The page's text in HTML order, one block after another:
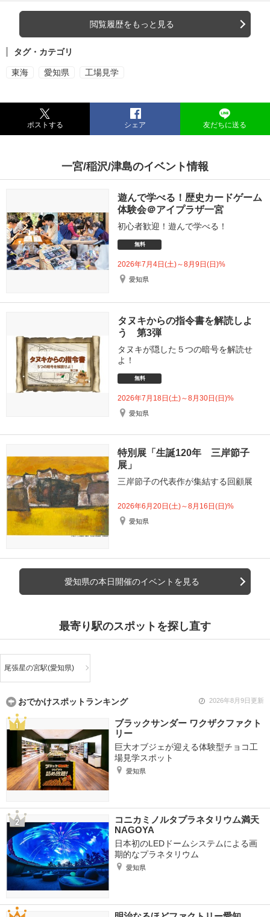
閲覧履歴をもっと見る
タグ・カテゴリ
東海 愛知県 工場見学
ポストする シェア 友だちに送る
一宮/稲沢/津島のイベント情報
遊んで学べる！歴史カードゲーム
体験会＠アイプラザ一宮
初心者歓迎！遊んで学べる！
無料
2026年7月4日(土)～8月9日(日)%
愛知県
タヌキからの指令書を解読しよ
う 第3弾
タヌキが隠した５つの暗号を解読せ
よ！
無料
2026年7月18日(土)～8月30日(日)%
愛知県
特別展「生誕120年 三岸節子
展」
三岸節子の代表作が集結する回顧展
2026年6月20日(土)～8月16日(日)%
愛知県
愛知県の本日開催のイベントを見る
最寄り駅のスポットを探し直す
尾張星の宮駅(愛知県)
おでかけスポットランキング 2026年8月9日更新
ブラックサンダー ワクザクファクト
リー
巨大オブジェが迎える体験型チョコ工
場見学スポット
愛知県
コニカミノルタプラネタリウム満天
NAGOYA
日本初のLEDドームシステムによる画
期的なプラネタリウム
愛知県